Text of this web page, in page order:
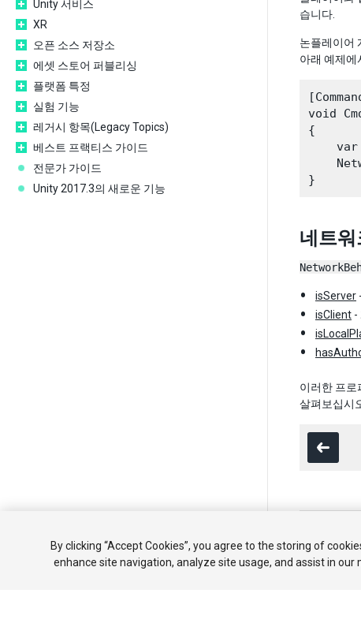
Unity 서비스
XR
오픈 소스 저장소
에셋 스토어 퍼블리싱
플랫폼 특정
실험 기능
레거시 항목(Legacy Topics)
베스트 프랙티스 가이드
전문가 가이드
Unity 2017.3의 새로운 기능
습니다.
논플레이어
아래 예제에
void
{
네트워
isServer
isClient -
이러한 프로
살펴보십시
튜토리얼
By clicking “Accept Cookies”, you agree to the storing of
enhance site navigation, analyze site usage, and assist in our